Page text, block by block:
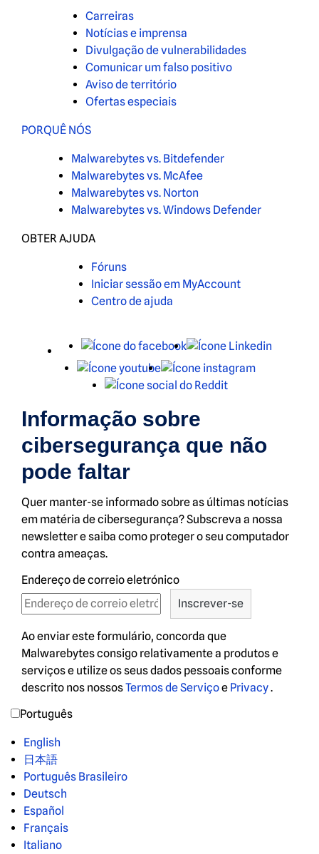
Carreiras
Notícias e imprensa
Divulgação de vulnerabilidades
Comunicar um falso positivo
Aviso de território
Ofertas especiais
PORQUÊ NÓS
Malwarebytes vs. Bitdefender
Malwarebytes vs. McAfee
Malwarebytes vs. Norton
Malwarebytes vs. Windows Defender
OBTER AJUDA
Fóruns
Iniciar sessão em MyAccount
Centro de ajuda
X Facebook
Youtube
Instagram
Reddit
Informação sobre
cibersegurança que não
pode faltar
Quer manter-se informado sobre as últimas notícias
em matéria de cibersegurança? Subscreva a nossa
newsletter e saiba como proteger o seu computador
contra ameaças.
Endereço de correio eletrónico
Ao enviar este formulário, concorda que
Malwarebytes consigo relativamente a produtos e
serviços e utilize os seus dados pessoais conforme
descrito nos nossosTermos de Serviçoe Privacy.
Português
English
日本語
Português Brasileiro
Deutsch
Español
Français
Italiano